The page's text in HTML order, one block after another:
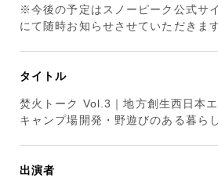
※今後の予定はスノーピーク公式サ
にて随時お知らせさせていただきます
タイトル
焚火トーク Vol.3｜地方創生西日本
キャンプ場開発・野遊びのある暮ら
出演者